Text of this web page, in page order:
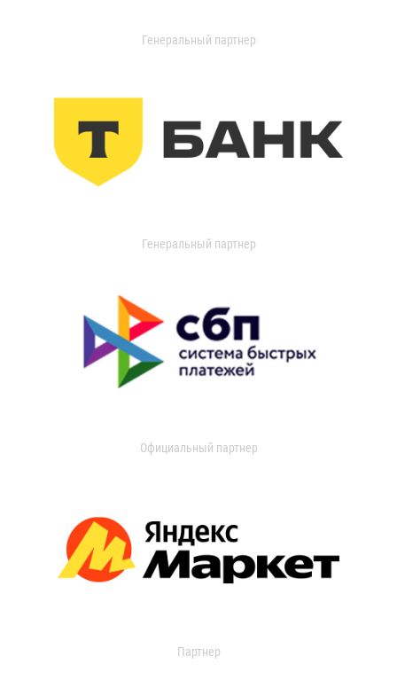
Генеральный партнер
Генеральный партнер
Официальный партнер
Партнер